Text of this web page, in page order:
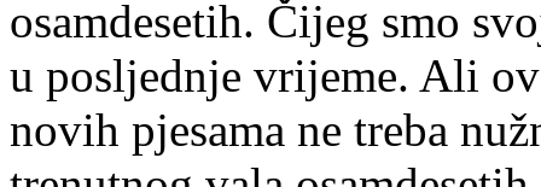
osamdesetih. Čijeg smo
u posljednje vrijeme. Ali
novih pjesama ne treba